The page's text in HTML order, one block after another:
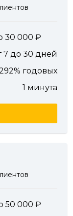
30 000
7 до 30 дней
годовых
1 минута
50 000